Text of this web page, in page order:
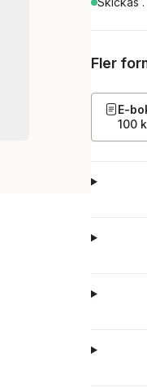
Fler
E-
100